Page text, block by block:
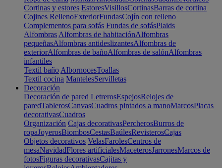
Cortinas y estores EstoresVisillosCortinasBarras de cortina
Cojines RellenoExteriorFundasCojín con relleno
Complementos para sofás Fundas de sofásPlaids
Alfombras Alfombras de habitaciónAlfombras
pequeñasAlfombras antideslizantesAlfombras de
exteriorAlfombras de bañoAlfombras de salónAlfombras
infantiles
Textil baño AlbornocesToallas
Textil cocina MantelesServilletas
Decoración
Decoración de pared LetrerosEspejosRelojes de
paredTablerosCanvasCuadros pintados a manoMarcosPlacas
decorativasCuadros
Organización Cajas decorativasPercherosBurros de
ropaJoyerosBiombosCestasBaúlesRevisterosCajas
Objetos decorativos VelasFarolesCentros de
mesaNavidadFlores artificialesMaceterosJarronesMarcos de
fotosFiguras decorativasCajitas y